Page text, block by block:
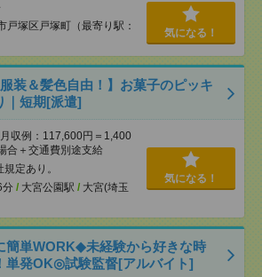
戸塚区戸塚町（最寄り駅：
気になる！
装＆髪色自由！】お菓子のピッキ
｜短期[派遣]
収例：117,600円＝1,400
合＋交通費別途支給
定あり。
分 / 大宮公園駅 / 大宮(埼玉
気になる！
簡単WORK◆未経験から好きな時
単発OK◎試験監督[アルバイト]